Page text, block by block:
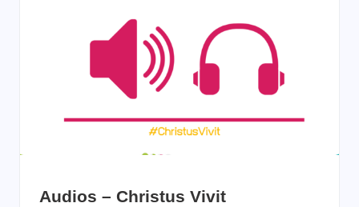
Audios – Christus Vivit